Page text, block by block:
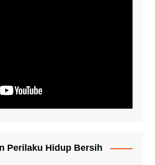
Perilaku Hidup Bersih